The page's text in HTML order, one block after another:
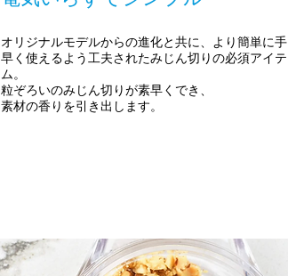
オリジナルモデルからの進化と共に、より簡単に手
早く使えるよう工夫されたみじん切りの必須アイテ
ム。
粒ぞろいのみじん切りが素早くでき、
素材の香りを引き出します。